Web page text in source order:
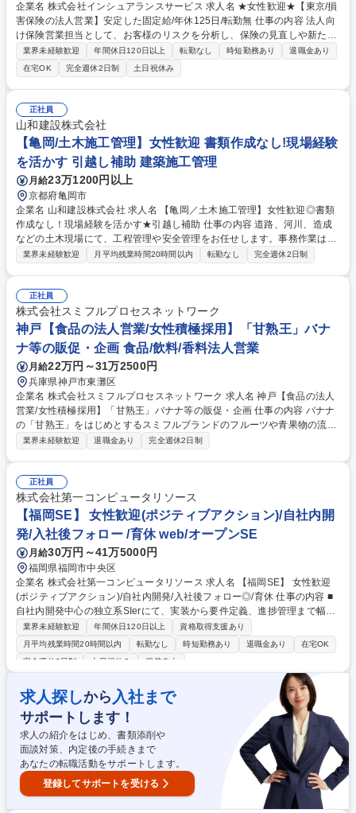
企業名 株式会社インシュアランスサービス 求人名 ★女性歓迎★【東京/損
害保険の法人営業】安定した固定給/年休125日/転勤無 仕事の内容 法人向
け保険営業担当として、お客様のリスクを分析し、保険の見直しや新たな
補償の提案を行います。大手・中堅企業をメインにリスクマネジメントサ
ービスのプロとしてコンサルティング営業をお任せします。 【営業方法】
既存顧客や弊社が持つマーケットへのアプローチ ※新規飛込営業/テレア
ポ無し ※金融機関等からの紹介チャネルが整備されており、安定した顧客
基盤を活かしながら、新規領域への展開を担える環境 【当社の強み】グル
ープの総合力を活かして幅広い提案活動が可能。グループ内には、システ
ムおよびリスクマネジメントとクレーム対応企業を擁し、その経験・ノウ
ハウを活かした幅広いサービスの提案ができます。 募集職種 ★女性歓迎
★【東京/損害保険の法人営業】安定した固定給/年休125日/転勤無
業界未経験歓迎 年間休日120日以上 転勤なし 時短勤務あり
退職金あり
在宅OK
完全週休2日制 土日祝休み
正社員
山和建設株式会社
【亀岡/土木施工管理】女性歓迎 書類作成なし!現場経験
を活かす 引越し補助 建築施工管理
月給23万1200円以上
京都府亀岡市
企業名 山和建設株式会社 求人名 【亀岡／土木施工管理】女性歓迎◎書類
作成なし！現場経験を活かす★引越し補助 仕事の内容 道路、河川、造成
などの土木現場にて、工程管理や安全管理をお任せします。事務作業は専
任スタッフが行うため、既存案件の現場の指揮・段取りに集中できます。
程チェック ■現場写真の撮影（データ整理は事務スタッフが担当） ■近隣
への挨拶・対応 ※PCを使った書類作成業務はほとんどありません。 ※ま
ずは先輩の補助からスタートし、徐々に現場をお任せします。 募集職種
【亀岡／土木施工管理】女性歓迎◎書類作成なし！現場経験を活かす★引
越し補助
業界未経験歓迎 月平均残業時間20時間以内 転勤なし 完全週休2日制
正社員
株式会社スミフルプロセスネットワーク
神戸【食品の法人営業/女性積極採用】「甘熟王」バナ
ナ等の販促・企画 食品/飲料/香料法人営業
月給22万円～31万2500円
兵庫県神戸市東灘区
企業名 株式会社スミフルプロセスネットワーク 求人名 神戸【食品の法人
営業/女性積極採用】「甘熟王」バナナ等の販促・企画 仕事の内容 バナナ
の「甘熟王」をはじめとするスミフルブランドのフルーツや青果物の流通
を最大化させるため、既存の得意先（小売・量販店・卸）に対する深耕営
プロジェクト管理： 見積作成から納期調整、品質管理までを一貫して担当
し、顧客と深い信頼関係を構築します。 ■マーケット拡大： 月1～2回程度
の出張を通じ、各地域のニーズを汲み取った売場プロデュースを実施 募集
職種 神戸【食品の法人営業/女性積極採用】「甘熟王」バナナ等の販促・
企画
業界未経験歓迎 退職金あり 完全週休2日制
正社員
株式会社第一コンピュータリソース
【福岡SE】 女性歓迎(ポジティブアクション)/自社内開
発/入社後フォロー /育休 web/オープンSE
月給30万円～41万5000円
福岡県福岡市中央区
企業名 株式会社第一コンピュータリソース 求人名 【福岡SE】 女性歓迎
(ポジティブアクション)/自社内開発/入社後フォロー◎/育休 仕事の内容 ■
自社内開発中心の独立系SIerにて、実装から要件定義、進捗管理まで幅広
く担当。少人数体制で確かな技術を磨き、将来は案件を率いるリーダーや
拠点の中核を担うプレイングマネージャーへと成長できる環境です。 自治
体税管理や製造・物流向け基幹システム構築、福祉介護向けパッケージ開
です。 ★残業は月13h程度で勤怠管理も徹底しています。※詳細は下記 ★
約6割がプライム案件のため上流工程の経験を積むことが可能 ★派遣では
なく受託開発であることと、自社内開発が約9割 ★安心して育児休業を取
得し、仕事と子育てを両立できる環境 募集職種 【福岡SE】 女性歓迎(ポ
ジティブアクション)/自社内開発/入社後フォロー◎/育休
業界未経験歓迎 年間休日120日以上
資格取得支援あり
月平均残業時間20時間以内
転勤なし 時短勤務あり 退職金あり
在宅OK
完全週休2日制
土日祝休み 服装自由
求人探しから 入社まで
サポートします！
求人の紹介をはじめ、書類添削や
面談対策、内定後の手続きまで
あなたの転職活動をサポートします。
登録してサポートを受ける